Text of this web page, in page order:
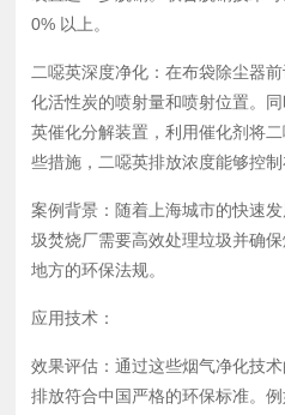
0% 以上。
二噁英深度净化：在布袋除尘器
化活性炭的喷射量和喷射位置。
英催化分解装置，利用催化剂将
些措施，二噁英排放浓度能够控制
案例背景：随着上海城市的快速
圾焚烧厂需要高效处理垃圾并确
地方的环保法规。
应用技术：
效果评估：通过这些烟气净化技
排放符合中国严格的环保标准。